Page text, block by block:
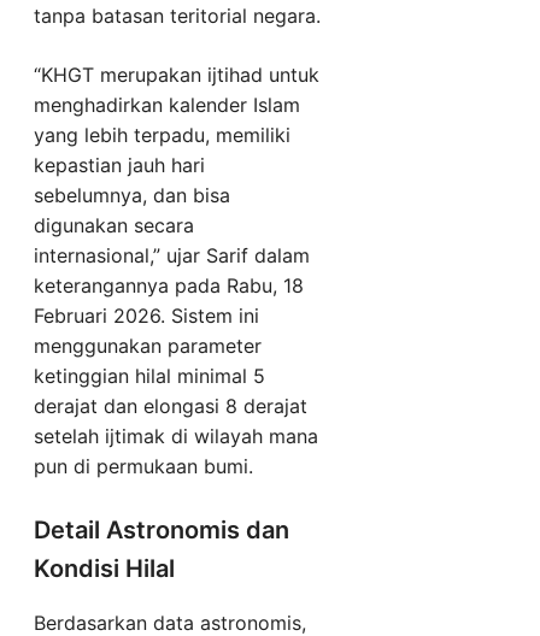
tanpa batasan teritorial negara.
“KHGT merupakan ijtihad untuk
menghadirkan kalender Islam
yang lebih terpadu, memiliki
kepastian jauh hari
sebelumnya, dan bisa
digunakan secara
internasional,” ujar Sarif dalam
keterangannya pada Rabu, 18
Februari 2026. Sistem ini
menggunakan parameter
ketinggian hilal minimal 5
derajat dan elongasi 8 derajat
setelah ijtimak di wilayah mana
pun di permukaan bumi.
Detail Astronomis dan
Kondisi Hilal
Berdasarkan data astronomis,